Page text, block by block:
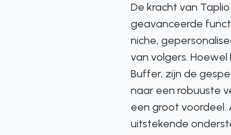
De kracht van
geavanceerde
niche,
van volgers.
Buffer, zijn de
naar een robuuste
een groot voordeel.
uitstekende